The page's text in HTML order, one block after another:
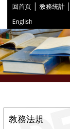
回首頁 | 教務統計 |
English
教務法規